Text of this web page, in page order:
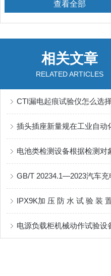
查看全部
相关文章
RELATED ARTICLES
CTI漏电起痕试验仪怎么选择
IPX9K加 压 防 水 试 验 装